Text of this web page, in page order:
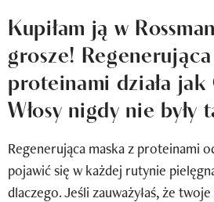
Newsy
Newsletter
Wizaz Summer Influ School
Mój profil / Zarejestruj się
Kupiłam ją w
grosze!
proteinami działa jak
Włosy nigdy nie
Regenerująca maska z proteinami
pojawić się w każdej rutynie
dlaczego. Jeśli zauważyłaś, że